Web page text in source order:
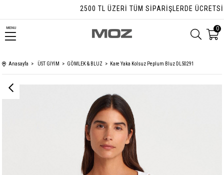
2500 TL ÜZERI TÜM SIPARIŞLERDE ÜCRETSIZ
MENU 0
Anasayfa ÜST GİYİM GÖMLEK & BLUZ Kare Yaka Kolsuz Peplum Bluz DL50291